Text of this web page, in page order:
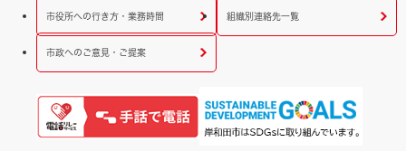
市役所への行き方・業務時間 組織別連絡先一覧
市政へのご意見・ご提案